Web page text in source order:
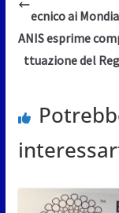
ecnico ai
ANIS esprime
ttuazione del